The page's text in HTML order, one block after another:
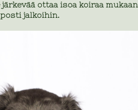
ottaa isoa koiraa mukaan
jalkoihin.